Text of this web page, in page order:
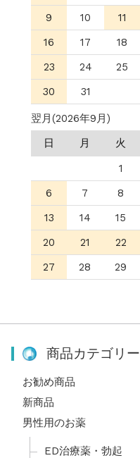
9
10 11
16
17 18
23
24 25
30
31
翌月(2026年9月)
日
月 火
1
6
7 8
13
14 15
20
21 22
27
28 29
商品カテゴリー
お勧め商品
新商品
男性用のお薬
ED治療薬・勃起